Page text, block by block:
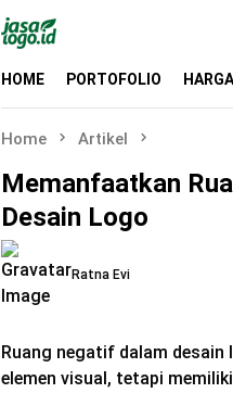
HOME PORTOFOLIO
Home Artikel
Memanfaatkan
Desain Logo
Ratna Evi
Ruang negatif dalam
elemen visual, tetapi